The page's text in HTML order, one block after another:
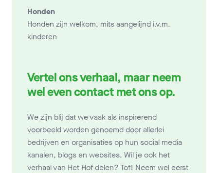
Honden
Honden zijn welkom, mits aangelijnd i.v.m.
kinderen
Vertel ons verhaal, maar neem
wel even contact met ons op.
We zijn blij dat we vaak als inspirerend
voorbeeld worden genoemd door allerlei
bedrijven en organisaties op hun social media
kanalen, blogs en websites. Wil je ook het
verhaal van Het Hof delen? Tof! Neem wel eerst